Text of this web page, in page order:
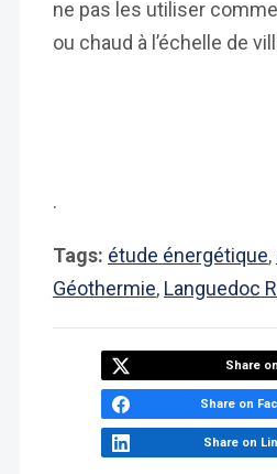
ne pas les utiliser
ou chaud à l’échelle de
.
Tags: étude énergétique,
Géothermie, Languedoc
Share
Share on
Share on